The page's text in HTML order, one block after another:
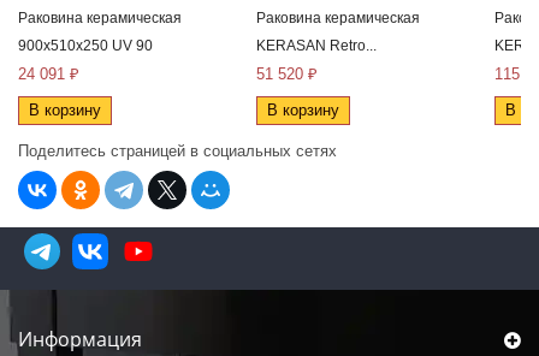
Раковина керамическая
900x510x250 UV 90
24 091 ₽
В корзину
Раковина керамическая
KERASAN Retro...
51 520 ₽
В корзину
115
В
Поделитесь страницей в социальных сетях
Информация